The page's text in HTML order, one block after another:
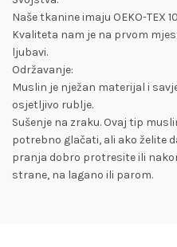
Naše tkanine imaju OEKO-TEX
Kvaliteta nam je na prvom
ljubavi.
Održavanje:
Muslin je nježan materijal i
osjetljivo rublje.
Sušenje na zraku. Ovaj tip
potrebno glačati, ali ako želite
pranja dobro protresite ili
strane, na lagano ili parom.